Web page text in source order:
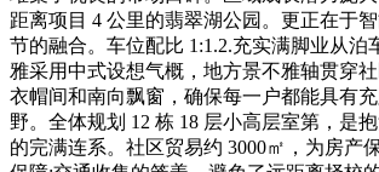
距离项目 4 公里的翡翠湖公园。更正在于
节的融合。车位配比 1:1.2.充实满脚业从泊
雅采用中式设想气概，地方景不雅轴贯穿社
衣帽间和南向飘窗，确保每一户都能具有
野。全体规划 12 栋 18 层小高层室第，是
的完满连系。社区贸易约 3000㎡，为房产